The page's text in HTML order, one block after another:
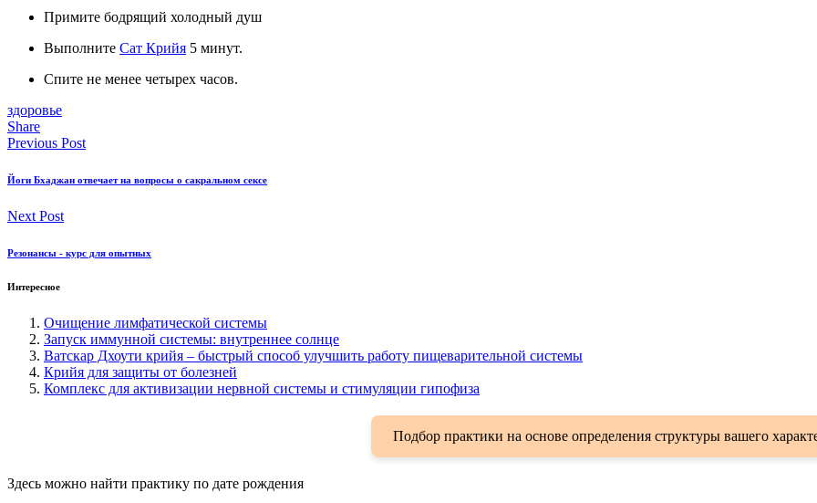
Примите бодрящий холодный душ
Выполните Сат Крийя 5 минут.
Спите не менее четырех часов.
здоровье
Share
Previous Post
Йоги Бхаджан отвечает на вопросы о сакральном сексе
Next Post
Резонансы - курс для опытных
Интересное
Очищение лимфатической системы
Запуск иммунной системы: внутреннее солнце
Ватскар Дхоути крийя – быстрый способ улучшить работу пищеварительной системы
Крийя для защиты от болезней
Комплекс для активизации нервной системы и стимуляции гипофиза
Подбор практики на основе определения структуры вашего
Здесь можно найти практику по дате рождения